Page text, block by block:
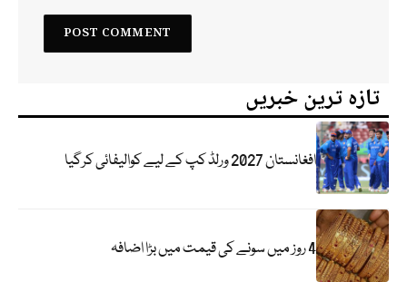
تازہ ترین خبریں
افغانستان 2027 ورلڈ کپ کے لیے کوالیفائی کرگیا
4 روز میں سونے کی قیمت میں بڑا اضافہ